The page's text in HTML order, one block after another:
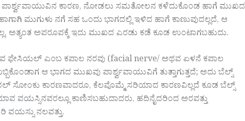
ಪಾರ್ಶ್ವವಾಯುವಿನ ಕಾರಣ, ನೋಡಲು ಸಮತೋಲನ ಕಳೆದುಕೊಂಡ ಹಾಗೆ ಮುಖದ
ಮುಗುಳು ನಗೆ ಸಹ ಒಂದು ಭಾಗದಲ್ಲಿ ಇಳಿದ ಹಾಗೆ ಕಾಣುವುದಲ್ಲದೆ, ಆ
ಅತ್ಯಂತ ಅಪರೂಪಕ್ಕೆ ಇದು ಮುಖದ ಎರಡು ಕಡೆ ಕೂಡ ಉಂಟಾಗಬಹುದು.
ಫೇಸಿಯಲ್ ಎಂಬ ಕಪಾಲ ನರವು (facial nerve/ ಅಥವ ಏಳನೆ ಕಪಾಲ
ಆ ಭಾಗದ ಮುಖವು ಪಾರ್ಶ್ವವಾಯುವಿಗೆ ತುತ್ತಾಗುತ್ತದೆ; ಅದು ಬೆಲ್ಸ್
ಸೋಂಕು ಕಾರಣವಾದರೂ, ಕೆಲವೊಮ್ಮೆ ಸರಿಯಾದ ಕಾರಣವಿಲ್ಲದೆ ಕೂಡ ಬೆಲ್ಸ್
ವಯಸ್ಸಿನವರಲ್ಲೂ ಕಾಣಿಸಬಹುದಾದರು, ಹದಿನೈದರಿಂದ ಅರವತ್ತು
ವಯಸ್ಸು ನಲವತ್ತು.